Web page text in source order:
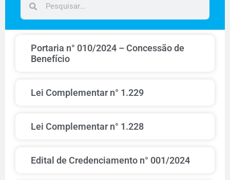
Portaria n° 010/2024 – Concessão de
Benefício
Lei Complementar n° 1.229
Lei Complementar n° 1.228
Edital de Credenciamento n° 001/2024